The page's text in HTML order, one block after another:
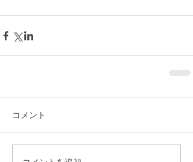
コメント